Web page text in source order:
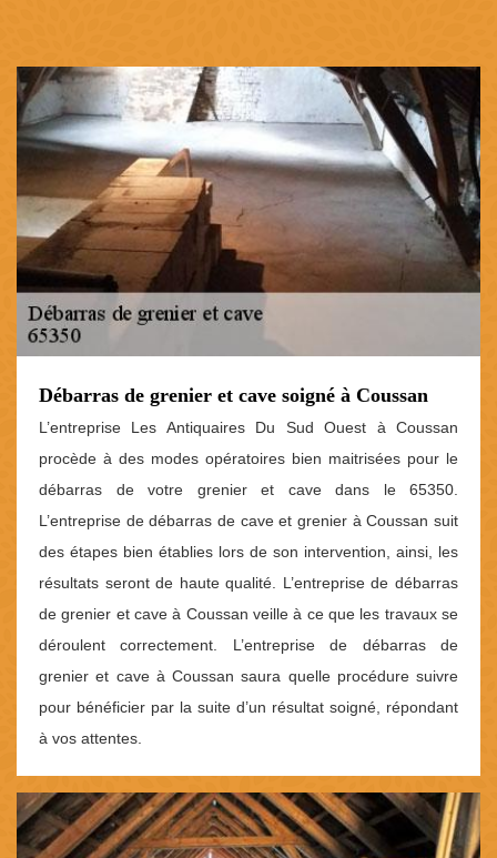
Débarras de grenier et cave soigné à Coussan
L’entreprise Les Antiquaires Du Sud Ouest à Coussan
procède à des modes opératoires bien maitrisées pour le
débarras de votre grenier et cave dans le 65350.
L’entreprise de débarras de cave et grenier à Coussan suit
des étapes bien établies lors de son intervention, ainsi, les
résultats seront de haute qualité. L’entreprise de débarras
de grenier et cave à Coussan veille à ce que les travaux se
déroulent correctement. L’entreprise de débarras de
grenier et cave à Coussan saura quelle procédure suivre
pour bénéficier par la suite d’un résultat soigné, répondant
à vos attentes.